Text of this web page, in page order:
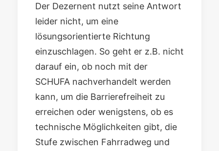
Der Dezernent nutzt seine Antwort
leider nicht, um eine
lösungsorientierte Richtung
einzuschlagen. So geht er z.B. nicht
darauf ein, ob noch mit der
SCHUFA nachverhandelt werden
kann, um die Barrierefreiheit zu
erreichen oder wenigstens, ob es
technische Möglichkeiten gibt, die
Stufe zwischen Fahrradweg und